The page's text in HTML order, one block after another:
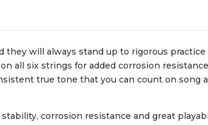
will always stand up to rigorous
six strings for added corrosion
true tone that you can count on song
corrosion resistance and great